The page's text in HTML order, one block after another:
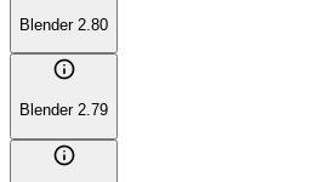
Blender 2.80
info
Blender 2.79
info